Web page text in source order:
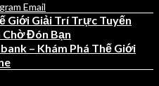
Email
Giới Giải Trí Trực Tuyến
Chờ Đón Bạn
– Khám Phá Thế Giới